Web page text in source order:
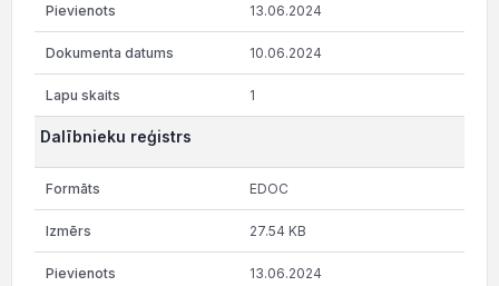
13.06.2024
10.06.2024
1
Dalībnieku reģistrs
EDOC
27.54 KB
13.06.2024